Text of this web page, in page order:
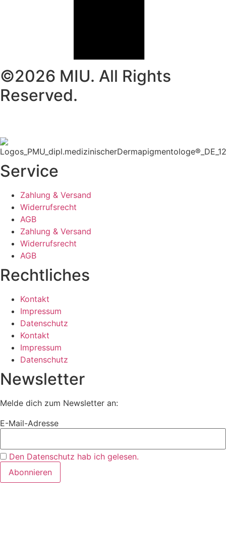
©2026 MIU. All Rights
Reserved.
Service
Zahlung & Versand
Widerrufsrecht
AGB
Zahlung & Versand
Widerrufsrecht
AGB
Rechtliches
Kontakt
Impressum
Datenschutz
Kontakt
Impressum
Datenschutz
Newsletter
Melde dich zum Newsletter an:
E-Mail-Adresse
Den Datenschutz hab ich gelesen.